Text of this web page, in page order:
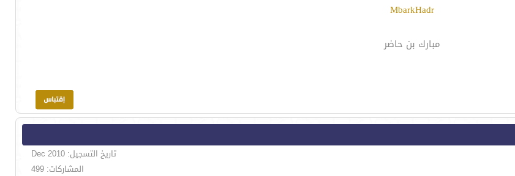
MbarkHadr
مبارك بن حاضر
تاريخ التسجيل: Dec 2010
المشاركات: 499